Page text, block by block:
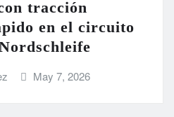
tracción
en el circuito
May 7, 2026